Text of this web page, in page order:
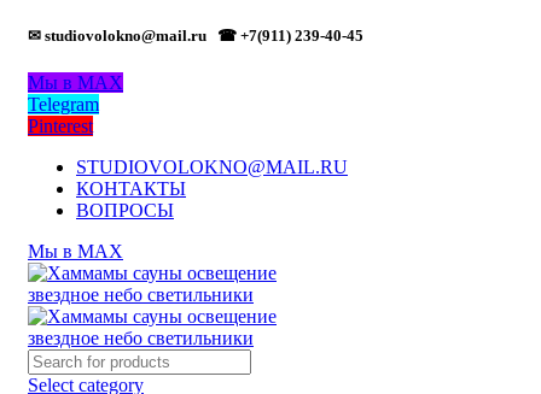
✉ studiovolokno@mail.ru ☎ +7(911) 239-40-45
Мы в MAX
Telegram
Pinterest
STUDIOVOLOKNO@MAIL.RU
КОНТАКТЫ
ВОПРОСЫ
Мы в MAX
Select category